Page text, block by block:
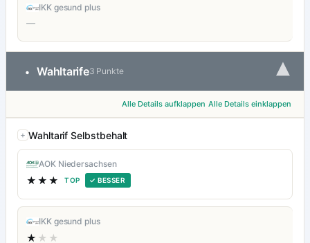
IKK gesund plus
—
• Wahltarife3 Punkte ▾
Alle Details aufklappen Alle Details einklappen
Wahltarif Selbstbehalt
AOK Niedersachsen
★★★ TOP ✓ BESSER
IKK gesund plus
★ ★★